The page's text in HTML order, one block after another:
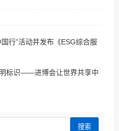
行”活动并发布《ESG综合服
标识——进博会让世界共享中
搜索